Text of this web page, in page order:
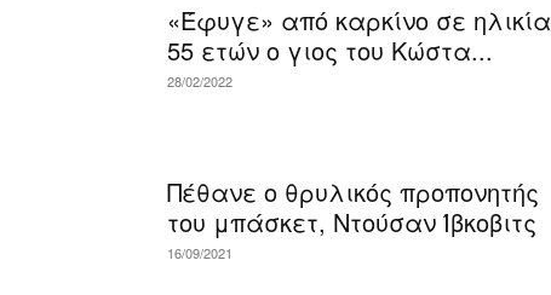
«Έφυγε» από καρκίνο σε ηλικία
55 ετών ο γιος του Κώστα...
28/02/2022
Πέθανε ο θρυλικός προπονητής
του μπάσκετ, Ντούσαν Ίβκοβιτς
16/09/2021